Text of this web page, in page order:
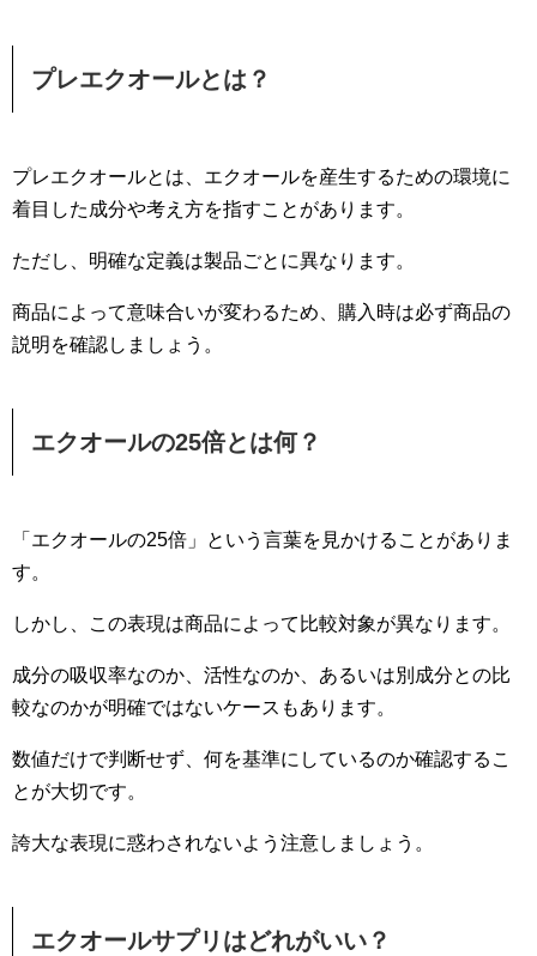
プレエクオールとは？
プレエクオールとは、エクオールを産生するための環境に
着目した成分や考え方を指すことがあります。
ただし、明確な定義は製品ごとに異なります。
商品によって意味合いが変わるため、購入時は必ず商品の
説明を確認しましょう。
エクオールの25倍とは何？
「エクオールの25倍」という言葉を見かけることがありま
す。
しかし、この表現は商品によって比較対象が異なります。
成分の吸収率なのか、活性なのか、あるいは別成分との比
較なのかが明確ではないケースもあります。
数値だけで判断せず、何を基準にしているのか確認するこ
とが大切です。
誇大な表現に惑わされないよう注意しましょう。
エクオールサプリはどれがいい？